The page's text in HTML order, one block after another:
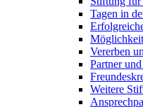
Tagen in
Vererben
Partner
Weitere